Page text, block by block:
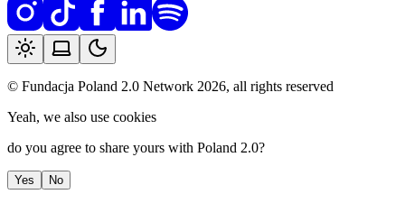
© Fundacja Poland 2.0 Network 2026, all rights reserved
Yeah, we also use cookies
do you agree to share yours with Poland 2.0?
Yes No